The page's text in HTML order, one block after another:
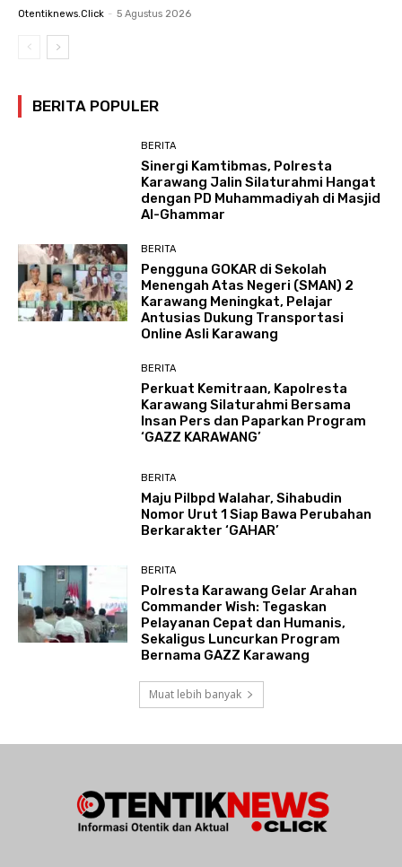
Otentiknews.click - 5 Agustus 2026
BERITA POPULER
BERITA
Sinergi Kamtibmas, Polresta
Karawang Jalin Silaturahmi Hangat
dengan PD Muhammadiyah di Masjid
Al-Ghammar
BERITA
Pengguna GOKAR di Sekolah
Menengah Atas Negeri (SMAN) 2
Karawang Meningkat, Pelajar
Antusias Dukung Transportasi
Online Asli Karawang
BERITA
Perkuat Kemitraan, Kapolresta
Karawang Silaturahmi Bersama
Insan Pers dan Paparkan Program
‘GAZZ KARAWANG’
BERITA
Maju Pilbpd Walahar, Sihabudin
Nomor Urut 1 Siap Bawa Perubahan
Berkarakter ‘GAHAR’
BERITA
Polresta Karawang Gelar Arahan
Commander Wish: Tegaskan
Pelayanan Cepat dan Humanis,
Sekaligus Luncurkan Program
Bernama GAZZ Karawang
Muat lebih banyak